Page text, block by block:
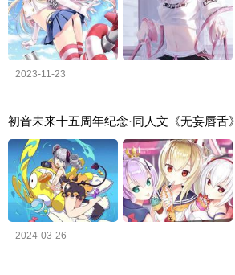
2023-11-23
初音未来十五周年纪念·同人文《无妄唇舌》
2024-03-26